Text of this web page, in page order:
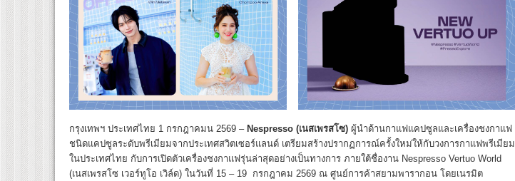
กรุงเทพฯ ประเทศไทย 1 กรกฎาคมน 2569 – Nespresso (เนสเพรสโซ) ผู้นำด้านกาแฟแคปซูลและเครื่องชงกาแฟ
ชนิดแคปซูลระดับพรีเมียมจากประเทศสวิตเซอร์แลนด์ เตรียมสร้างปรากฏการณ์ครั้งใหม่ให้กับวงการกาแฟพรีเมียม
ในประเทศไทย กับการเปิดตัวเครื่องชงกาแฟรุ่นล่าสุดอย่างเป็นทางการ ภายใต้ชื่องาน Nespresso Vertuo World
(เนสเพรสโซ เวอร์ทูโอ เวิล์ด) ในวันที่ 15 – 19 กรกฎาคม 2569 ณ ศูนย์การค้าสยามพารากอน โดยเนรมิต